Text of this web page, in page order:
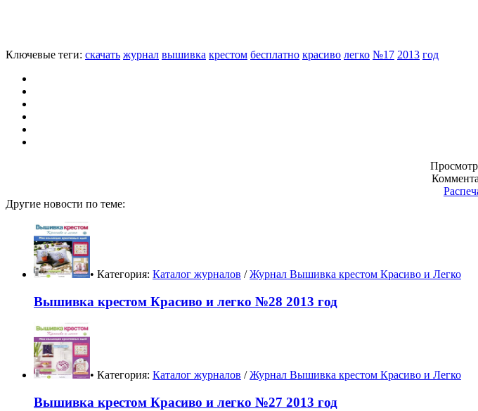
Ключевые теги: скачать журнал вышивка крестом бесплатно красиво легко №17 2013 год
Другие новости по теме:
• Категория: Каталог журналов /Журнал Вышивка крестом Красиво и Легко
Вышивка крестом Красиво и легко №28 2013 год
• Категория: Каталог журналов /Журнал Вышивка крестом Красиво и Легко
Вышивка крестом Красиво и легко №27 2013 год